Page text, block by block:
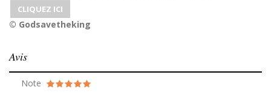
CLIQUEZ ICI
© Godsavetheking
Avis
Note